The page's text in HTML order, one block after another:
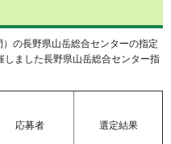
の長野県山岳総合センターの指定
ました長野県山岳総合センター指
応募者 選定結果